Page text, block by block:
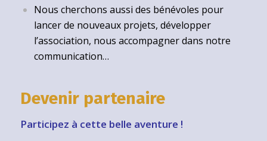
Nous cherchons aussi des bénévoles pour
lancer de nouveaux projets, développer
l’association, nous accompagner dans notre
communication…
Devenir partenaire
Participez à cette belle aventure !